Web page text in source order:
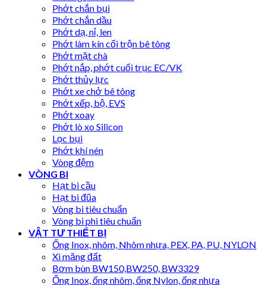
Phớt chắn bụi
Phớt chắn dầu
Phớt dạ, nỉ, len
Phớt làm kín cối trộn bê tông
Phớt mặt chà
Phớt nắp, phớt cuối trục EC/VK
Phớt thủy lực
Phớt xe chở bê tông
Phớt xếp, bộ, EVS
Phớt xoay
Phớt lò xo Silicon
Lọc bụi
Phớt khí nén
Vòng đệm
VÒNG BI
Hạt bi cầu
Hạt bi đũa
Vòng bi tiêu chuẩn
Vòng bi phi tiêu chuẩn
VẬT TƯ THIẾT BỊ
Ống Inox, nhôm, Nhôm nhựa, PEX, PA, PU, NYLON
Xi măng đất
Bơm bùn BW150,BW250, BW3329
Ống Inox, ống nhôm, ống Nylon, ống nhựa